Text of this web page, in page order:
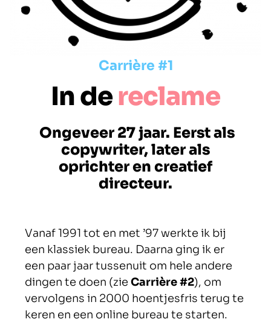
Carrière #1
In dereclame
Ongeveer 27 jaar. Eerst als
copywriter, later als
oprichter en creatief
directeur.
Vanaf 1991 tot en met ’97 werkte ik bij
een klassiek bureau. Daarna ging ik er
een paar jaar tussenuit om hele andere
dingen te doen (zie Carrière #2), om
vervolgens in 2000 hoentjesfris terug te
keren en een online bureau te starten.